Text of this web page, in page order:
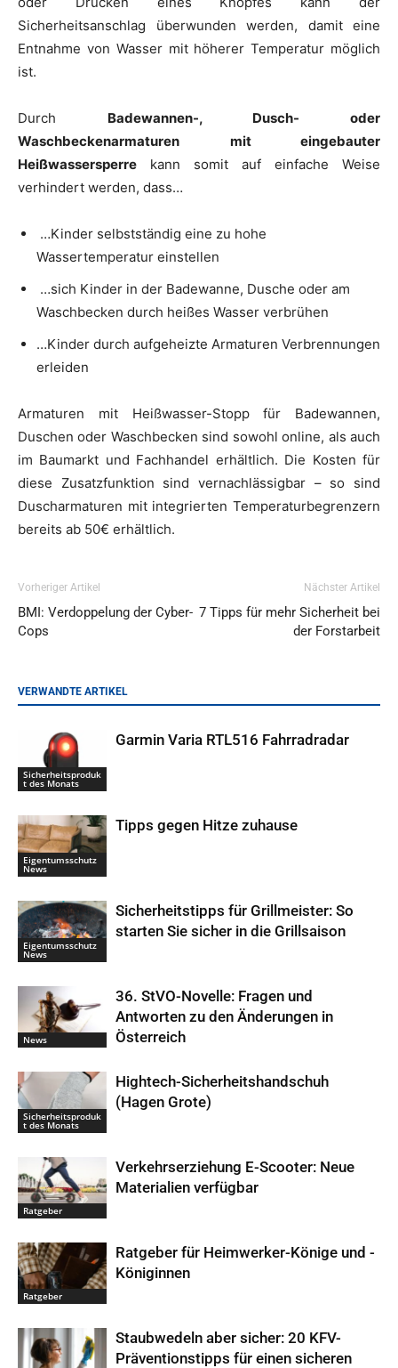
Sicherheitsanschlag überwunden werden, damit eine
Entnahme von Wasser mit höherer Temperatur möglich
ist.
Durch Badewannen-, Dusch- oder
Waschbeckenarmaturen
mit eingebauter
Heißwassersperre kann somit auf einfache Weise
verhindert werden, dass…
…Kinder selbstständig eine zu hohe
Wassertemperatur einstellen
…sich Kinder in der Badewanne, Dusche oder am
Waschbecken durch heißes Wasser verbrühen
…Kinder durch aufgeheizte Armaturen Verbrennungen
erleiden
Armaturen mit Heißwasser-Stopp für Badewannen,
Duschen oder Waschbecken sind sowohl online, als auch
im Baumarkt und Fachhandel erhältlich. Die Kosten für
diese Zusatzfunktion sind vernachlässigbar – so sind
Duscharmaturen mit integrierten Temperaturbegrenzern
bereits ab 50€ erhältlich.
Vorheriger Artikel
BMI: Verdoppelung der Cyber-
Cops
Nächster Artikel
7 Tipps für mehr Sicherheit bei
der Forstarbeit
VERWANDTE ARTIKEL
Sicherheitsproduk
t des Monats
Garmin Varia RTL516 Fahrradradar
Eigentumsschutz
News
Tipps gegen Hitze zuhause
Eigentumsschutz
News
Sicherheitstipps für Grillmeister: So
starten Sie sicher in die Grillsaison
News
36. StVO-Novelle: Fragen und
Antworten zu den Änderungen in
Österreich
Sicherheitsproduk
t des Monats
Hightech-Sicherheitshandschuh
(Hagen Grote)
Ratgeber
Verkehrserziehung E-Scooter: Neue
Materialien verfügbar
Ratgeber
Ratgeber für Heimwerker-Könige und -
Königinnen
Staubwedeln aber sicher: 20 KFV-
Präventionstipps für einen sicheren